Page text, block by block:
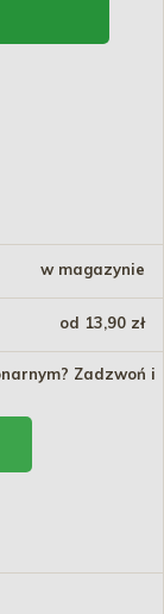
w magazynie
od 13,90 zł
Zadzwoń i